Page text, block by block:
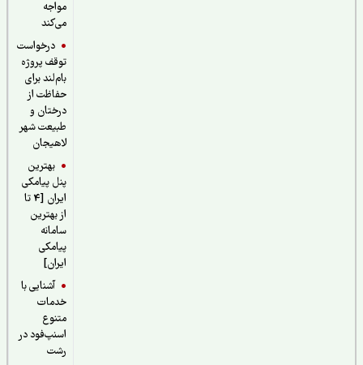
درخواست
توقف پروژه
بام‌لند برای
حفاظت از
درختان و
طبیعت شهر
لاهیجان
بهترین
پنل پیامکی
ایران [4 تا
از بهترین
سامانه
پیامکی
آشنایی با
خدمات
اسنپ‌فود در